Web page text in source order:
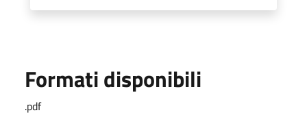
Formati disponibili
.pdf